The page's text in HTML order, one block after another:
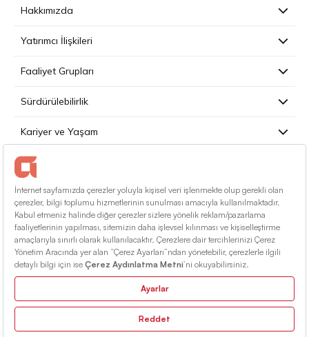
Hakkımızda
Yatırımcı İlişkileri
Faaliyet Grupları
Sürdürülebilirlik
Kariyer ve Yaşam
Basın
İletişim
Türkçe
Kullanım Koşulları
Bilgi Toplumu Hizmetleri
© 2026 Alarko Holding. Tüm Hakları Saklıdır